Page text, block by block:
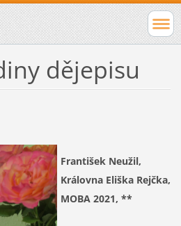
dějepisu
František Neužil,
Královna Eliška Rejčka,
MOBA 2021, **